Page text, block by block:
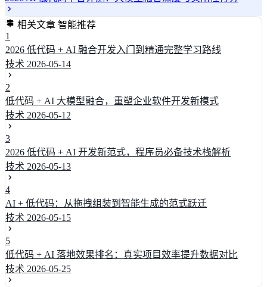
相关文章 智能推荐
1
2026 低代码 + AI 融合开发入门到精通完整学习路线
技术 2026-05-14
2
低代码 + AI 大模型融合，重塑企业软件开发新模式
技术 2026-05-12
3
2026 低代码 + AI 开发新范式，程序员必备技术栈解析
技术 2026-05-13
4
AI + 低代码：从拖拽组装到智能生成的范式跃迁
技术 2026-05-15
5
低代码 + AI 落地效果排名：真实项目效率提升数据对比
技术 2026-05-25